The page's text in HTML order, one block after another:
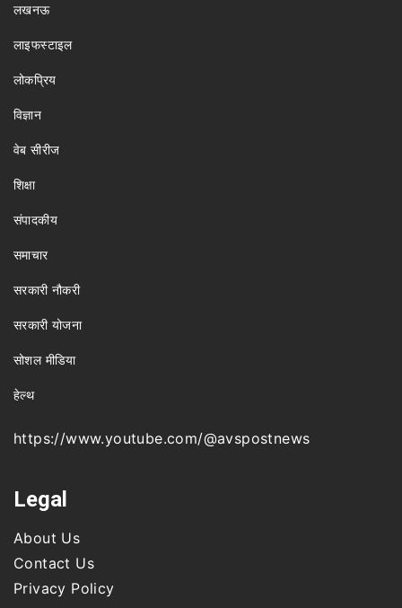
लखनऊ
लाइफस्टाइल
लोकप्रिय
विज्ञान
वेब सीरीज
शिक्षा
संपादकीय
समाचार
सरकारी नौकरी
सरकारी योजना
सोशल मीडिया
हेल्थ
https://www.youtube.com/@avspostnews
Legal
About Us
Contact Us
Privacy Policy